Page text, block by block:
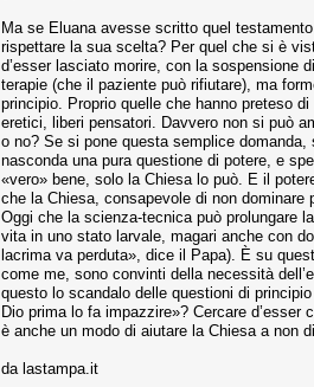
Ma se Eluana avesse scritto quel
rispettare la sua scelta? Per quel che si è
d’esser lasciato morire, con la sospensione
terapie (che il paziente può rifiutare), ma
principio. Proprio quelle che hanno preteso
eretici, liberi pensatori. Davvero non si può
o no? Se si pone questa semplice
nasconda una pura questione di potere, e
«vero» bene, solo la Chiesa lo può. E il
che la Chiesa, consapevole di non dominare
Oggi che la scienza-tecnica può prolungare
vita in uno stato larvale, magari anche con
lacrima va perduta», dice il Papa). È su
come me, sono convinti della necessità
questo lo scandalo delle questioni di
Dio prima lo fa impazzire»? Cercare
è anche un modo di aiutare la Chiesa a non
da lastampa.it